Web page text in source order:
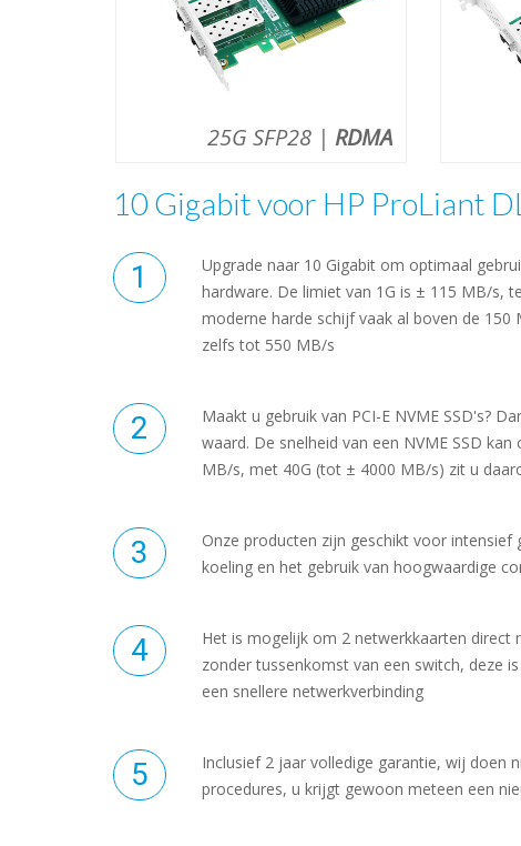
25G SFP28 | RDMA
10 Gigabit voor HP ProLiant
Upgrade naar 10 Gigabit om optimaal
hardware. De limiet van 1G is ± 115 MB/s,
moderne harde schijf vaak al boven de 150
zelfs tot 550 MB/s
Maakt u gebruik van PCI-E NVME SSD's?
waard. De snelheid van een NVME SSD
MB/s, met 40G (tot ± 4000 MB/s) zit u
Onze producten zijn geschikt voor intensief
koeling en het gebruik van hoogwaardige
Het is mogelijk om 2 netwerkkaarten direct
zonder tussenkomst van een switch, deze
een snellere netwerkverbinding
Inclusief 2 jaar volledige garantie, wij doen
procedures, u krijgt gewoon meteen een